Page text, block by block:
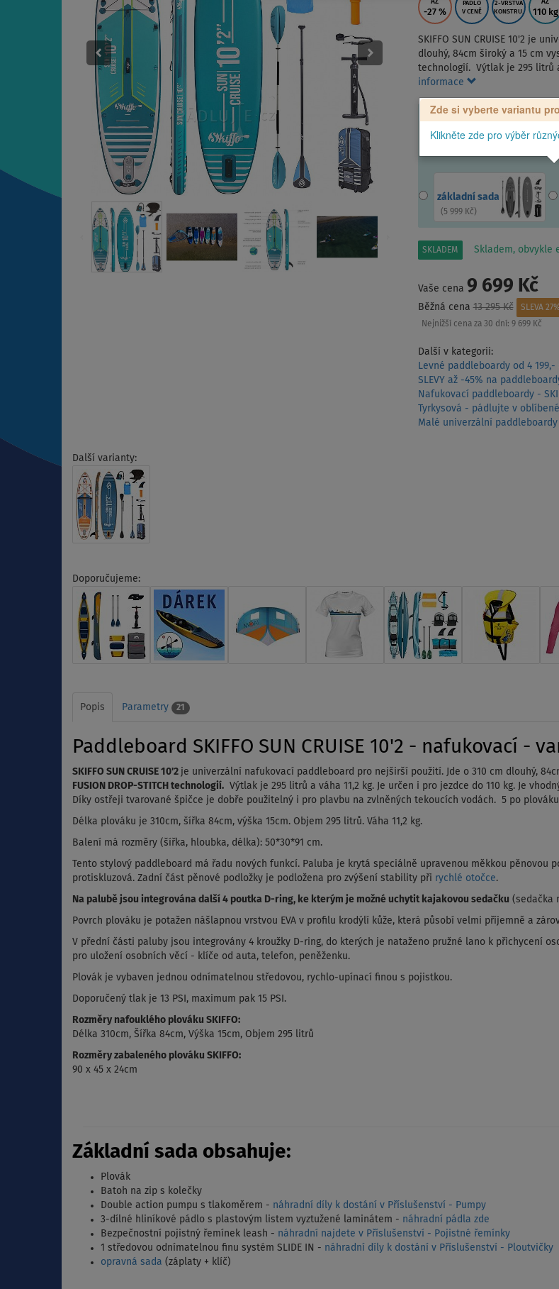
AŽ
-27 %
PÁDLO
V CENĚ
2-VRSTVÁ
KONSTRU.
AŽ
110 kg
SKIFFO SUN CRUISE 10'2 je
dlouhý, 84cm široký a 15 cm
technologií. Výtlak je 295 litrů
informace
Zde si vyberte variantu
Klikněte zde pro výběr
základní sada
( 5 999 Kč)
SKLADEM Skladem, obvykle
Vaše cena 9 699 Kč
Běžná cena13 295 Kč
SLEVA
Nejnižší cena za 30 dní:9 699 Kč
Další v kategorii:
Levné paddleboardy od 4 199,-
SLEVY až -45% na
Nafukovací paddleboardy -
Tyrkysová - pádlujte v
Malé univerzální paddleboardy
Další varianty:
Doporučujeme:
Popis Parametry 21
Paddleboard SKIFFO SUN CRUISE 10'2 - nafukovací -
SKIFFO SUN CRUISE 10'2 je univerzální nafukovací paddleboard pro nejširší použití. Jde o 310 cm dlouhý,
FUSION DROP-STITCH technologií. Výtlak je 295 litrů a váha 11,2 kg. Je určen i pro jezdce do 110 kg. Je
Díky ostřeji tvarované špičce je dobře použitelný i pro plavbu na zvlněných tekoucích vodách. 5 po
Délka plováku je 310cm, šířka 84cm, výška 15cm. Objem 295 litrů. Váha 11,2 kg.
Balení má rozměry (šířka, hloubka, délka): 50*30*91 cm.
Tento stylový paddleboard má řadu nových funkcí. Paluba je krytá speciálně upravenou měkkou pěnovou
protiskluzová. Zadní část pěnové podložky je podložena pro zvýšení stability při rychlé otočce.
Na palubě jsou integrována další 4 poutka D-ring, ke kterým je možné uchytit kajakovou sedačku (sedačka
Povrch plováku je potažen nášlapnou vrstvou EVA v profilu krodýlí kůže, která působí velmi příjemně a
V přední části paluby jsou integrovány 4 kroužky D-ring, do kterých je nataženo pružné lano k přichycení
pro uložení osobních věcí - klíče od auta, telefon, peněženku.
Plovák je vybaven jednou odnímatelnou středovou, rychlo-upínací finou s pojistkou.
Doporučený tlak je 13 PSI, maximum pak 15 PSI.
Rozměry nafouklého plováku SKIFFO:
Délka 310cm, Šířka 84cm, Výška 15cm, Objem 295 litrů
Rozměry zabaleného plováku SKIFFO:
90 x 45 x 24cm
Základní sada obsahuje:
Plovák
Batoh na zip s kolečky
Double action pumpu s tlakoměrem - náhradní díly k dostání v Příslušenství - Pumpy
3-dílné hliníkové pádlo s plastovým listem vyztužené laminátem - náhradní pádla zde
Bezpečnostní pojistný řemínek leash - náhradní najdete v Příslušenství - Pojistné řemínky
1 středovou odnímatelnou finu systém SLIDE IN - náhradní díly k dostání v Příslušenství - Ploutvičky
opravná sada (záplaty + klíč)